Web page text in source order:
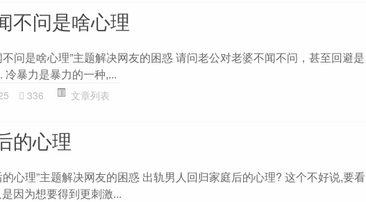
不问是啥心理
问是啥心理”主题解决网友的困惑 请问老公对老婆不闻不问，甚至回避是
暴力是暴力的一种,...
336 文章列表
的心理
心理”主题解决网友的困惑 出轨男人回归家庭后的心理? 这个不好说,要看
因为想要得到更刺激...